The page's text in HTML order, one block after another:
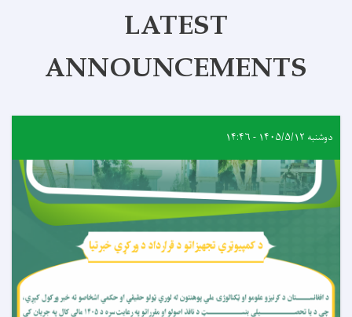
LATEST
ANNOUNCEMENTS
دوشنبه ۱۴۰۵/۵/۱۲ - ۱۴:۴۶